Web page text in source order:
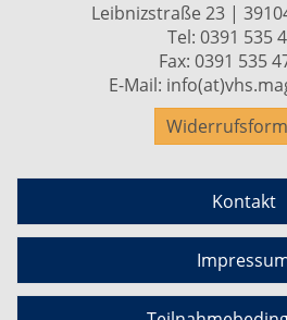
Leibnizstraße 23 |
Tel: 0391 535
Fax: 0391 535
E-Mail:
Kontakt